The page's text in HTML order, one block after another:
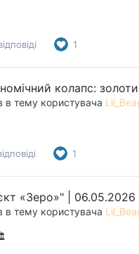
1
колапс:
в тему користувача
1
«Зеро»" |
в тему користувача